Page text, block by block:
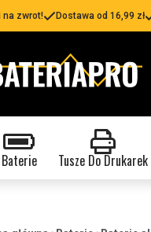
na zwrot! Dostawa od 16,99 zł
Baterie Tusze Do Drukarek